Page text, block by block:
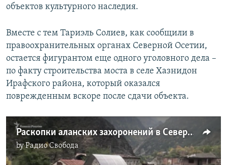
объектов культурного наследия.
Вместе с тем Тариэль Солиев, как сообщили в
правоохранительных органах Северной Осетии,
остается фигурантом еще одного уголовного дела –
по факту строительства моста в селе Хазнидон
Ирафского района, который оказался
поврежденным вскоре после сдачи объекта.
Раскопки аланских захоронений в Северной Осетии
byРадио Свобода